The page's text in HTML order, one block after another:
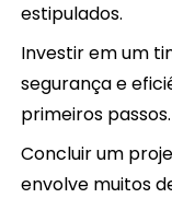
estipulados.
Investir em um
segurança e
primeiros passos.
Concluir um
envolve muitos